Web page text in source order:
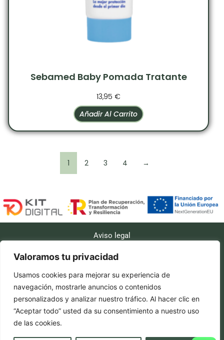
Valoramos tu privacidad
Usamos cookies para mejorar su experiencia de
navegación, mostrarle anuncios o contenidos
personalizados y analizar nuestro tráfico. Al hacer clic en
“Aceptar todo” usted da su consentimiento a nuestro uso
de las cookies.
Sebamed Baby Pomada Tratante
13,95 €
Añadir Al Carrito
1 2 3 4 →
Aviso legal
Accesibilidad
Política de privacidad
Políticas de envío
Política de reembolso y devoluciones